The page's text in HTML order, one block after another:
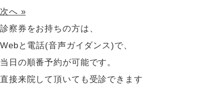
次へ »
診察券をお持ちの方は、
Webと電話(音声ガイダンス)で、
当日の順番予約が可能です。
直接来院して頂いても受診できます